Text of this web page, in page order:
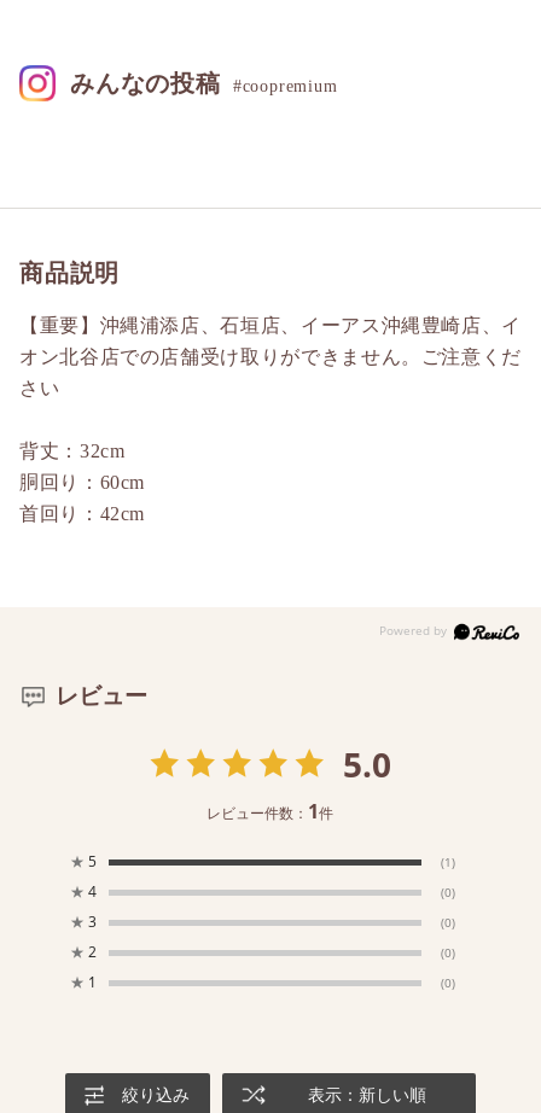
商品説明
【重要】沖縄浦添店、石垣店、イーアス沖縄豊崎店、イ
オン北谷店での店舗受け取りができません。ご注意くだ
さい
背丈：32cm
胴回り：60cm
首回り：42cm
みんなの投稿 #coopremium
レビュー
5.0
レビュー件数： 1件
★ 5 (1)
★ 4 (0)
★ 3 (0)
★ 2 (0)
★ 1 (0)
絞り込み 表示：新しい順